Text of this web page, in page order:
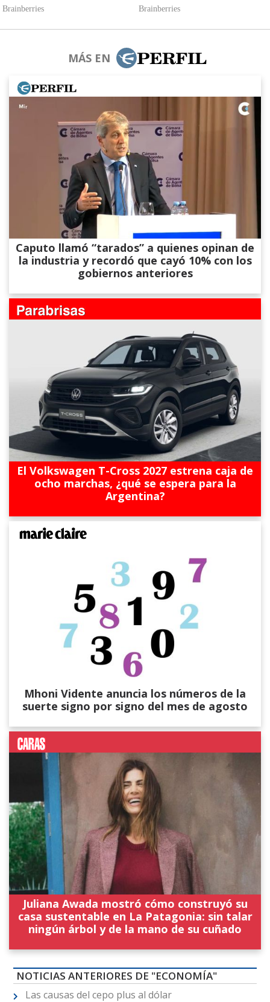
MÁS EN
Caputo llamó “tarados” a quienes opinan de
la industria y recordó que cayó 10% con los
gobiernos anteriores
El Volkswagen T-Cross 2027 estrena caja de
ocho marchas, ¿qué se espera para la
Argentina?
Mhoni Vidente anuncia los números de la
suerte signo por signo del mes de agosto
Juliana Awada mostró cómo construyó su
casa sustentable en La Patagonia: sin talar
ningún árbol y de la mano de su cuñado
NOTICIAS ANTERIORES DE "ECONOMÍA"
Las causas del cepo plus al dólar